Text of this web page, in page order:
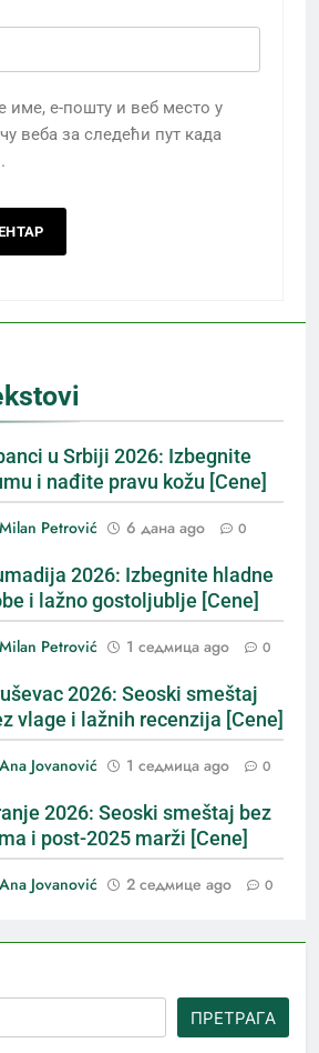
име, е-пошту и веб место у
веба за следећи пут када
u Srbiji 2026: Izbegnite
i nađite pravu kožu [Cene]
Milan Petrović 6 дана ago 0
2026: Izbegnite hladne
i lažno gostoljublje [Cene]
Milan Petrović 1 седмица ago 0
2026: Seoski smeštaj
vlage i lažnih recenzija [Cene]
Ana Jovanović 1 седмица ago 0
2026: Seoski smeštaj bez
i post-2025 marži [Cene]
Ana Jovanović 2 седмице ago 0
ПРЕТРАГА